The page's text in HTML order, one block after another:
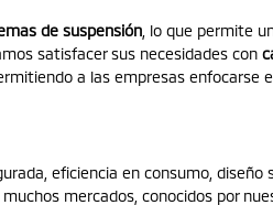
de suspensión, lo que permite
satisfacer sus necesidades con
a las empresas enfocarse
eficiencia en consumo, diseño
mercados, conocidos por